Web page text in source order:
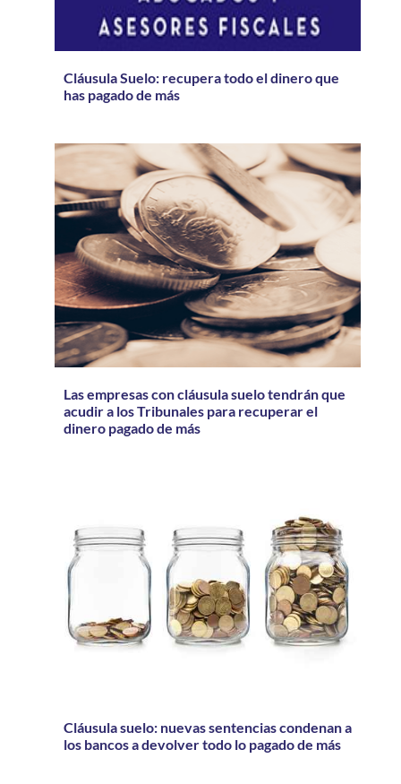
Cláusula Suelo: recupera todo el dinero que
has pagado de más
Las empresas con cláusula suelo tendrán que
acudir a los Tribunales para recuperar el
dinero pagado de más
Cláusula suelo: nuevas sentencias condenan a
los bancos a devolver todo lo pagado de más